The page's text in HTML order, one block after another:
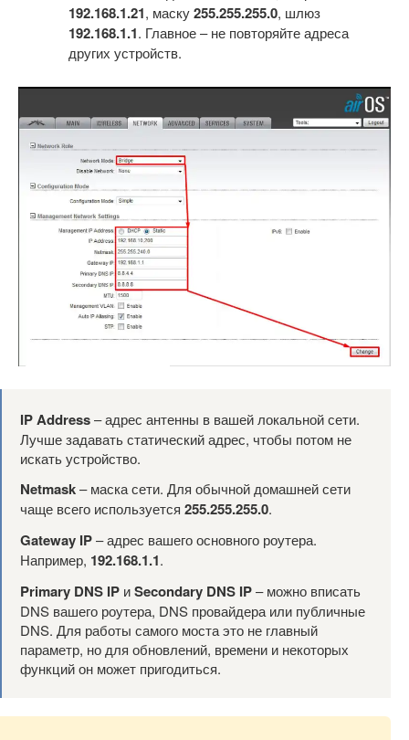
192.168.1.21, маску255.255.255.0, шлюз
192.168.1.1. Главное – не повторяйте адреса
других устройств.
IP Address– адрес антенны в вашей локальной сети.
Лучше задавать статический адрес, чтобы потом не
искать устройство.
Netmask– маска сети. Для обычной домашней сети
чаще всего используется 255.255.255.0.
Gateway IP– адрес вашего основного роутера.
Например, 192.168.1.1.
Primary DNS IP иSecondary DNS IP– можно вписать
DNS вашего роутера, DNS провайдера или публичные
DNS. Для работы самого моста это не главный
параметр, но для обновлений, времени и некоторых
функций он может пригодиться.